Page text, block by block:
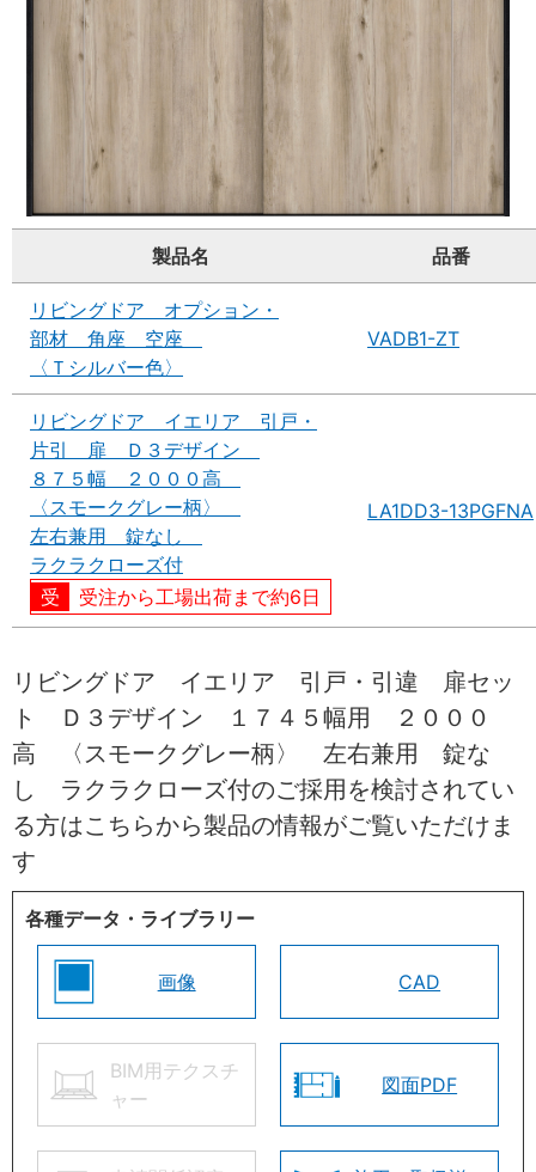
製品名 品番
リビングドア オプション・
部材 角座 空座
〈Ｔシルバー色〉
VADB1-ZT
リビングドア イエリア 引戸・
片引 扉 Ｄ３デザイン
８７５幅 ２０００高
〈スモークグレー柄〉
左右兼用 錠なし
ラクラクローズ付
受注から工場出荷まで約6日
LA1DD3-13PGFNA
リビングドア イエリア 引戸・引違 扉セッ
ト Ｄ３デザイン １７４５幅用 ２０００
高 〈スモークグレー柄〉 左右兼用 錠な
し ラクラクローズ付のご採用を検討されてい
る方はこちらから製品の情報がご覧いただけま
す
各種データ・ライブラリー
画像 CAD
BIM用テクスチ
ャー
図面PDF